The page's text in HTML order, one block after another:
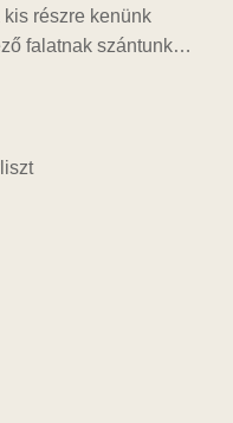
részre kenünk
falatnak szántunk…